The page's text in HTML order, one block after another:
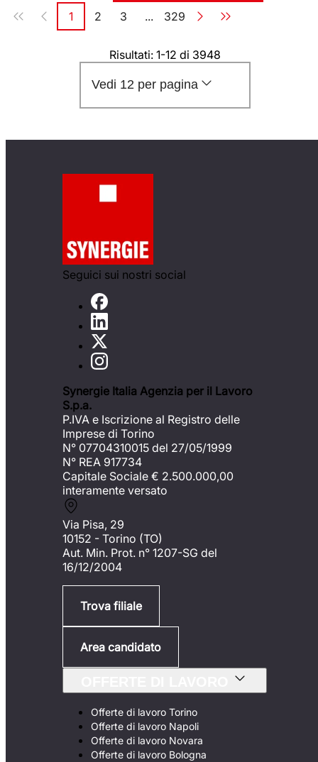
Paginazione
Pagina
1 Pagina
2 Pagina
3 ... Pagina
329
Risultati: 1-12 di 3948
Vedi 12 per pagina
Seguici sui nostri social
Synergie Italia Agenzia per il Lavoro
S.p.a.
P.IVA e Iscrizione al Registro delle
Imprese di Torino
N° 07704310015 del 27/05/1999
N° REA 917734
Capitale Sociale € 2.500.000,00
interamente versato
Via Pisa, 29
10152 - Torino (TO)
Aut. Min. Prot. n° 1207-SG del
16/12/2004
Trova filiale
Area candidato
Offerte di lavoro Torino
Offerte di lavoro Napoli
Offerte di lavoro Novara
Offerte di lavoro Bologna